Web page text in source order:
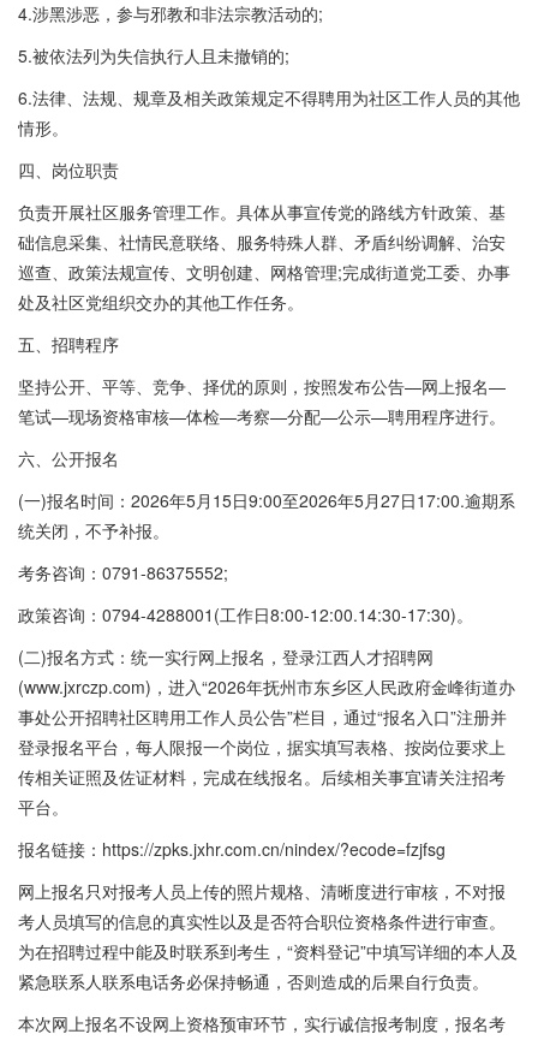
4.涉黑涉恶，参与邪教和非法宗教活动的;
5.被依法列为失信执行人且未撤销的;
6.法律、法规、规章及相关政策规定不得聘用为社区工作人员的其他
情形。
四、岗位职责
负责开展社区服务管理工作。具体从事宣传党的路线方针政策、基
础信息采集、社情民意联络、服务特殊人群、矛盾纠纷调解、治安
巡查、政策法规宣传、文明创建、网格管理;完成街道党工委、办事
处及社区党组织交办的其他工作任务。
五、招聘程序
坚持公开、平等、竞争、择优的原则，按照发布公告—网上报名—
笔试—现场资格审核—体检—考察—分配—公示—聘用程序进行。
六、公开报名
(一)报名时间：2026年5月15日9:00至2026年5月27日17:00.逾期系
统关闭，不予补报。
考务咨询：0791-86375552;
政策咨询：0794-4288001(工作日8:00-12:00.14:30-17:30)。
(二)报名方式：统一实行网上报名，登录江西人才招聘网
(www.jxrczp.com)，进入“2026年抚州市东乡区人民政府金峰街道办
事处公开招聘社区聘用工作人员公告”栏目，通过“报名入口”注册并
登录报名平台，每人限报一个岗位，据实填写表格、按岗位要求上
传相关证照及佐证材料，完成在线报名。后续相关事宜请关注招考
平台。
报名链接：https://zpks.jxhr.com.cn/nindex/?ecode=fzjfsg
网上报名只对报考人员上传的照片规格、清晰度进行审核，不对报
考人员填写的信息的真实性以及是否符合职位资格条件进行审查。
为在招聘过程中能及时联系到考生，“资料登记”中填写详细的本人及
紧急联系人联系电话务必保持畅通，否则造成的后果自行负责。
本次网上报名不设网上资格预审环节，实行诚信报考制度，报名考